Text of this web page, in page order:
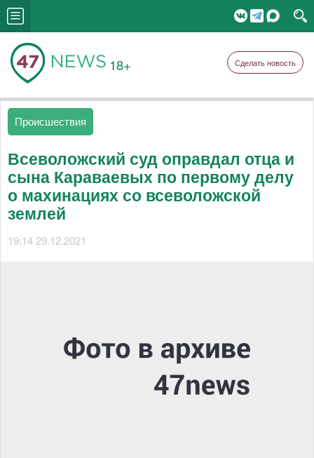
18+ Сделать новость
Происшествия
Всеволожский суд оправдал отца и
сына Караваевых по первому делу
о махинациях со всеволожской
землей
19:14 29.12.2021